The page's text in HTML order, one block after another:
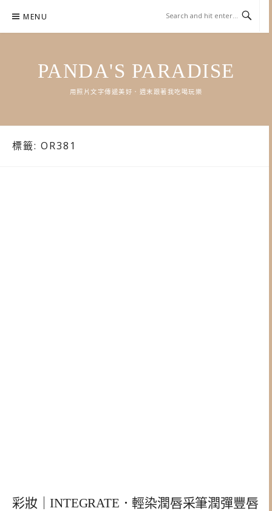
content
MENU
PANDA'S PARADISE
用照片文字傳遞美好．週末跟著我吃喝玩樂
標籤: OR381
彩妝｜INTEGRATE．輕染潤唇采筆潤彈豐唇